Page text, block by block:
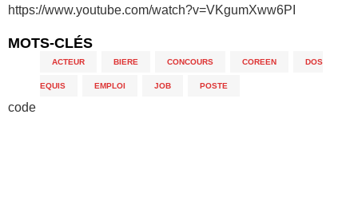
https://www.youtube.com/watch?v=VKgumXww6PI
MOTS-CLÉS
ACTEUR BIERE CONCOURS COREEN DOS
EQUIS EMPLOI JOB POSTE
code